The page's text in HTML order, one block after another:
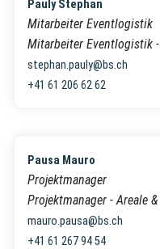
Pauly Stephan
Mitarbeiter Eventlogistik
Mitarbeiter Eventlogistik
stephan.pauly@bs.ch
+41 61 206 62 62
Pausa Mauro
Projektmanager
Projektmanager - Areale
mauro.pausa@bs.ch
+41 61 267 94 54